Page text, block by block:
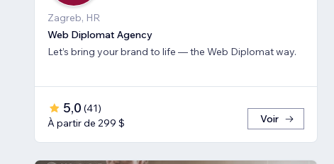
Zagreb, HR
Web Diplomat Agency
Let’s bring your brand to life — the Web Diplomat way.
5,0 (41)
À partir de 299 $
Voir